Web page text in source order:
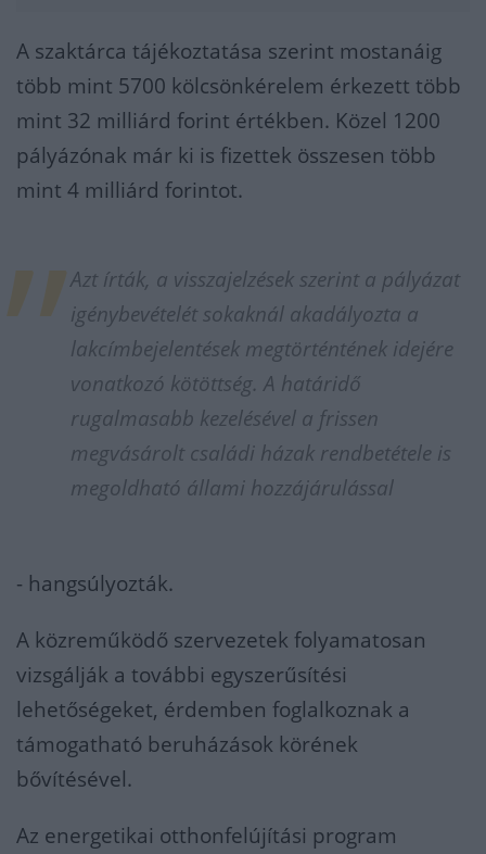
A szaktárca tájékoztatása szerint mostanáig
több mint 5700 kölcsönkérelem érkezett több
mint 32 milliárd forint értékben. Közel 1200
pályázónak már ki is fizettek összesen több
mint 4 milliárd forintot.
Azt írták, a visszajelzések szerint a pályázat
igénybevételét sokaknál akadályozta a
lakcímbejelentések megtörténtének idejére
vonatkozó kötöttség. A határidő
rugalmasabb kezelésével a frissen
megvásárolt családi házak rendbetétele is
megoldható állami hozzájárulással
- hangsúlyozták.
A közreműködő szervezetek folyamatosan
vizsgálják a további egyszerűsítési
lehetőségeket, érdemben foglalkoznak a
támogatható beruházások körének
bővítésével.
Az energetikai otthonfelújítási program